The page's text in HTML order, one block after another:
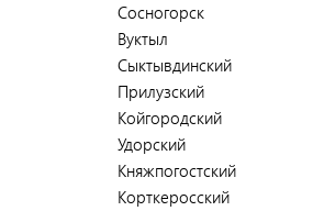
Сосногорск
Вуктыл
Сыктывдинский
Прилузский
Койгородский
Удорский
Княжпогостский
Корткеросский